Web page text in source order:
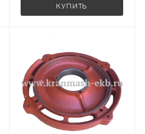
КУПИТЬ